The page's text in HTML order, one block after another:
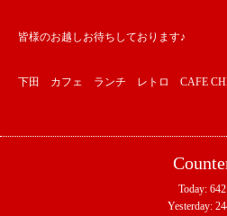
皆様のお越しお待ちしております♪
下田 カフェ ランチ レトロ CAFE
Today: 642
Yesterday: